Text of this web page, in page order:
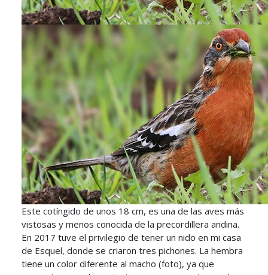
Este cotíngido de unos 18 cm, es una de las aves más
vistosas y menos conocida de la precordillera andina.
En 2017 tuve el privilegio de tener un nido en mi casa
de Esquel, donde se criaron tres pichones. La hembra
tiene un color diferente al macho (foto), ya que